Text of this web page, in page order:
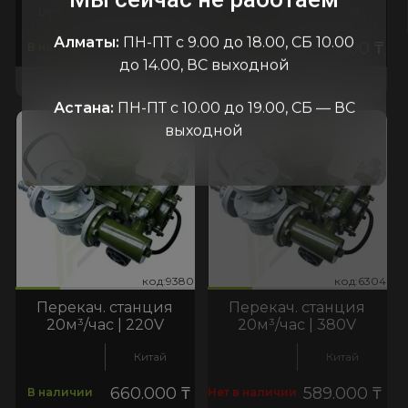
Destono Китай
В наличии 330.000₸
Китай
В пути 400.000
код:9380 код:9380
Перекач. станция
20м³/час | 220V
Китай
В наличии 660.000 ₸
код:6304 код:6304
Перекач. станция
20м³/час | 380V
Китай
Нет в наличии 589.000 ₸
Алматы: ПН-ПТ с 9.00 до 18.00, СБ 10.00
до 14.00, ВС выходной
Астана: ПН-ПТ с 10.00 до 19.00, СБ — ВС
выходной